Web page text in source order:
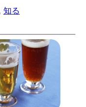
知る